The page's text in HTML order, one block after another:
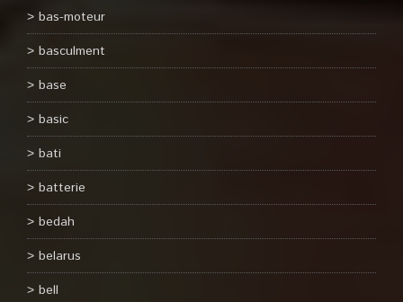
bas-moteur
basculment
base
basic
bati
batterie
bedah
belarus
bell